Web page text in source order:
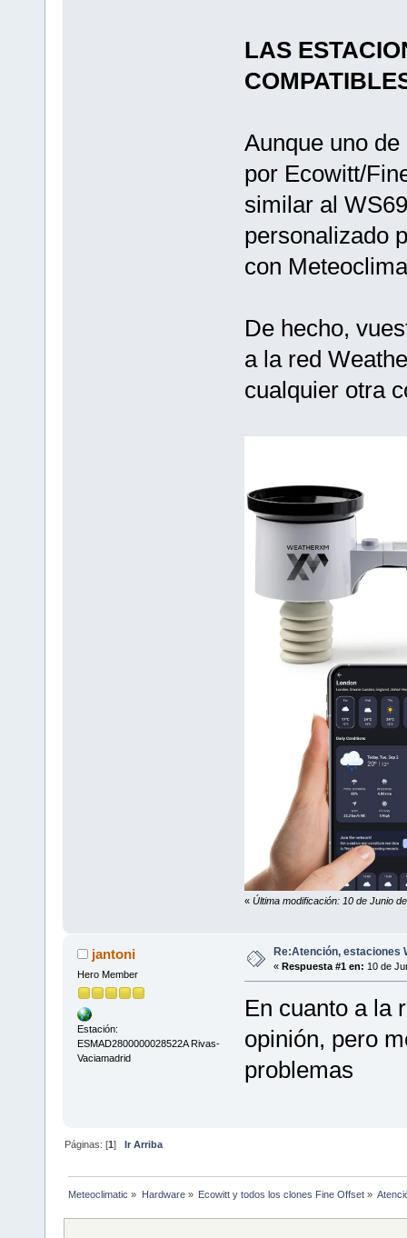
LAS
Aunque uno
por Ecowitt/
similar al
personalizado
con
De hecho,
a la red
cualquier otra
« Última modificación: 10 de Junio
jantoni
Hero Member
Estación:
ESMAD2800000028522A Rivas-
Vaciamadrid
Re:Atención, estaciones
« Respuesta #1 en: 10 de
En cuanto a la
opinión, pero
problemas
Páginas: [1] Ir Arriba
Meteoclimatic » Hardware» Ecowitt y todos los clones Fine Offset»